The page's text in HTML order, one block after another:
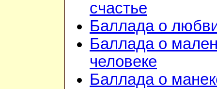
счастье
Баллада о
Баллада о
человеке
Баллада о